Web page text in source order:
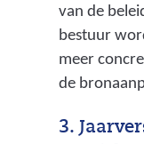
van de
bestuur
meer
de
3.